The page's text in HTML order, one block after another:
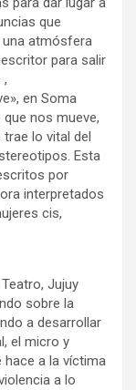
que
una atmósfera
para salir
,
en Soma
nos mueve,
lo vital del
Esta
por
interpretados
cis,
Jujuy
sobre la
a desarrollar
el micro y
a la víctima
a lo